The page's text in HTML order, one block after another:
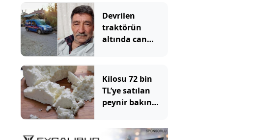
Devrilen
traktörün
altında can
Kilosu 72 bin
TL’ye satılan
peynir bakın
yapılıyor